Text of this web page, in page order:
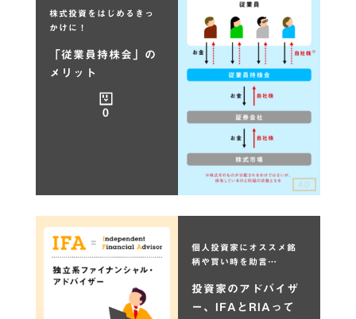
株式投資をはじめるきっ
かけに！
「従業員持株会」の
メリット
0
AD
個人投資家にオススメ銘
柄や買い時を助言…
投資家のアドバイザ
ー、IFAとRIAって